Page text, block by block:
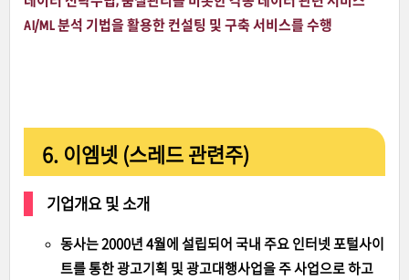
AI/ML 분석 기법을 활용한 컨설팅 및 구축 서비스를 수행
6. 이엠넷 (스레드 관련주)
기업개요 및 소개
동사는 2000년 4월에 설립되어 국내 주요 인터넷 포털사이
트를 통한 광고기획 및 광고대행사업을 주 사업으로 하고